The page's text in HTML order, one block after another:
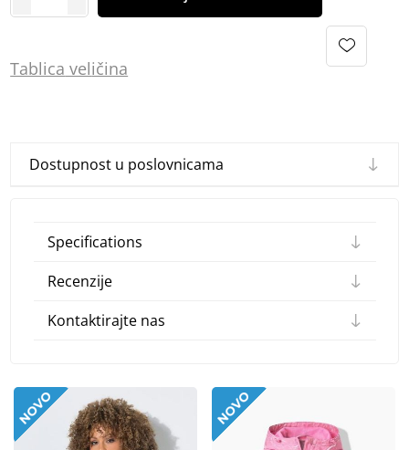
Tablica veličina
Dostupnost u poslovnicama
Specifications
Recenzije
Kontaktirajte nas